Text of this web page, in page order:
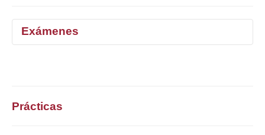
Selecciona curso
Exámenes
Prácticas